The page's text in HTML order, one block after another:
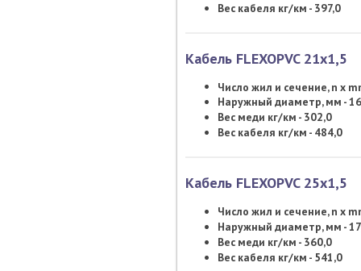
Вес кабеля кг/км - 397,0
Кабель FLEXOPVC 21х1,5
Число жил и сечение, n x
Наружный диаметр, мм -
Вес меди кг/км - 302,0
Вес кабеля кг/км - 484,0
Кабель FLEXOPVC 25х1,5
Число жил и сечение, n x
Наружный диаметр, мм -
Вес меди кг/км - 360,0
Вес кабеля кг/км - 541,0